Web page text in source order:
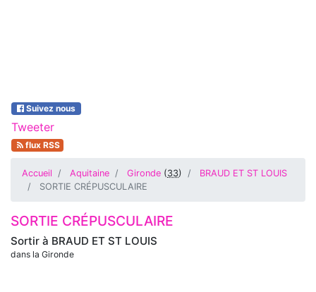
Suivez nous
Tweeter
flux RSS
Accueil Aquitaine Gironde (33)
BRAUD ET ST LOUIS
SORTIE CRÉPUSCULAIRE
Sortir à BRAUD ET ST LOUIS
dans la Gironde
SORTIE CRÉPUSCULAIRE